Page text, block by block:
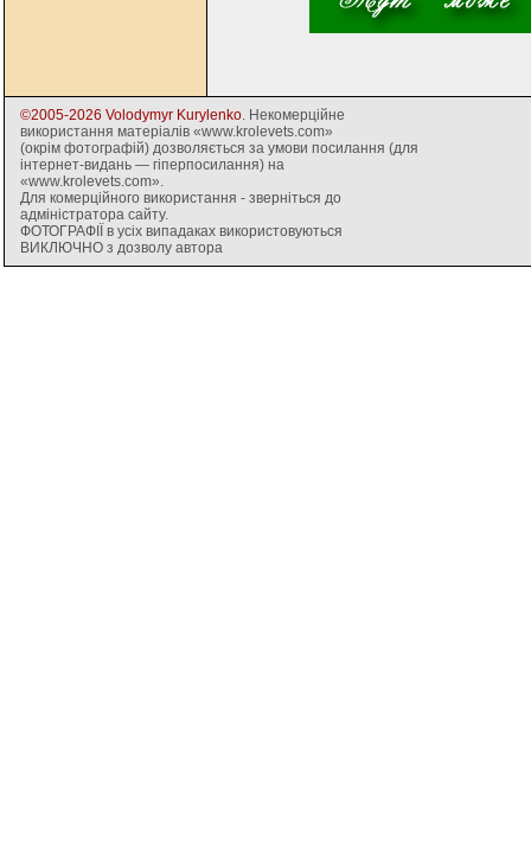
©2005-2026 Volodymyr Kurylenko. Некомерційне
використання матеріалів «www.krolevets.com»
(окрім фотографій) дозволяється за умови посилання (для
інтернет-видань — гіперпосилання) на
«www.krolevets.com».
Для комерційного використання - зверніться до
адміністратора сайту.
ФОТОГРАФІЇ в усіх випадаках використовуються
ВИКЛЮЧНО з дозволу автора